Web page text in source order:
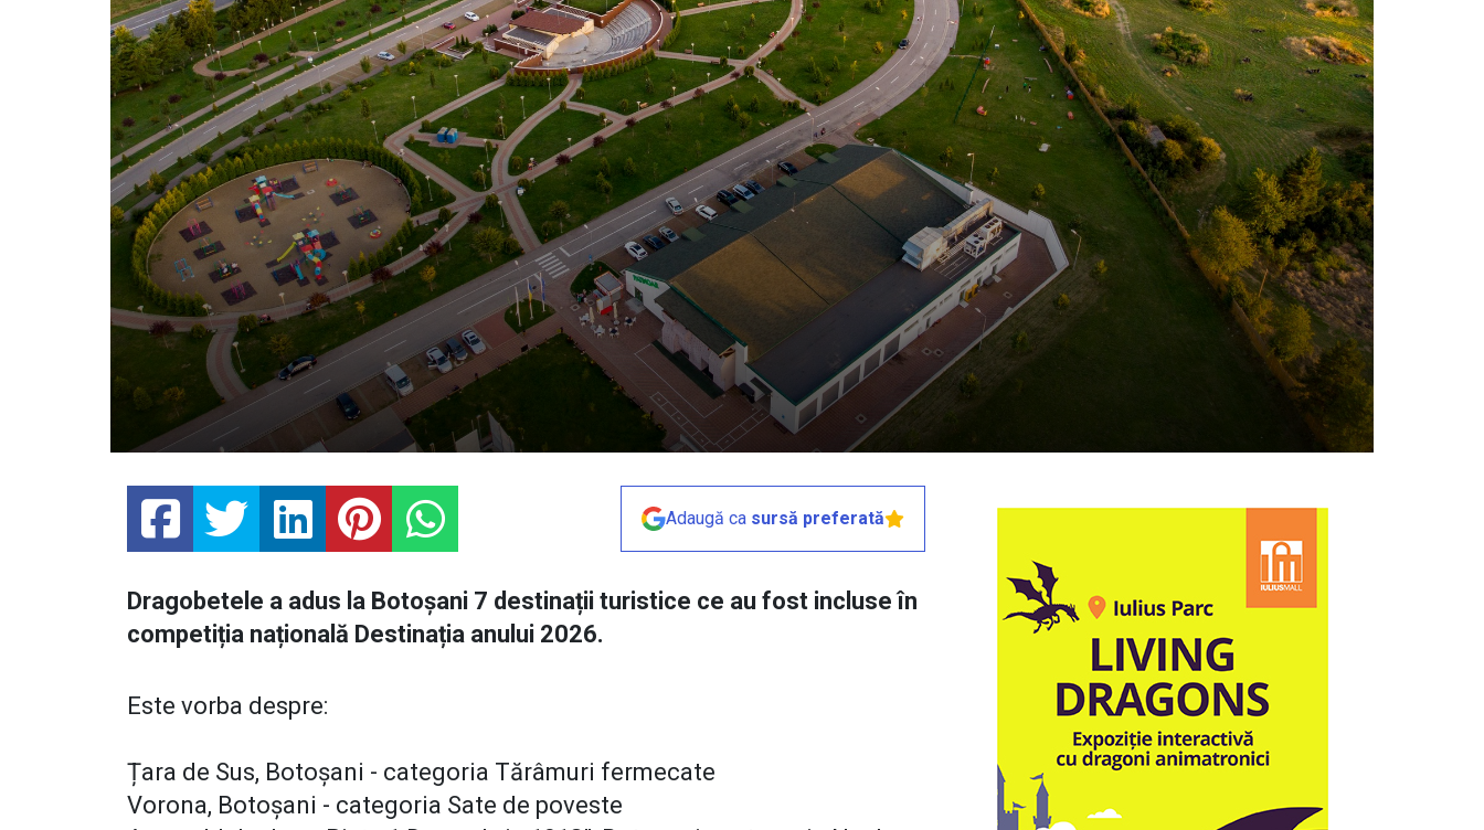
Adaugă ca sursă preferată
Dragobetele a adus la Botoșani 7 destinații turistice ce au fost incluse în
competiția națională Destinația anului 2026.
Este vorba despre:
Țara de Sus, Botoșani - categoria Tărâmuri fermecate
Vorona, Botoșani - categoria Sate de poveste